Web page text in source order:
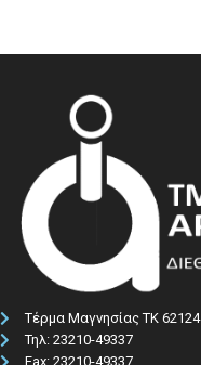
Τέρμα Μαγνησίας ΤΚ 62124
Τηλ: 23210-49337​
Fax: 23210-49337